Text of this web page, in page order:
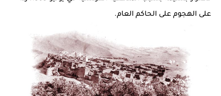
على الهجوم على الحاكم العام.